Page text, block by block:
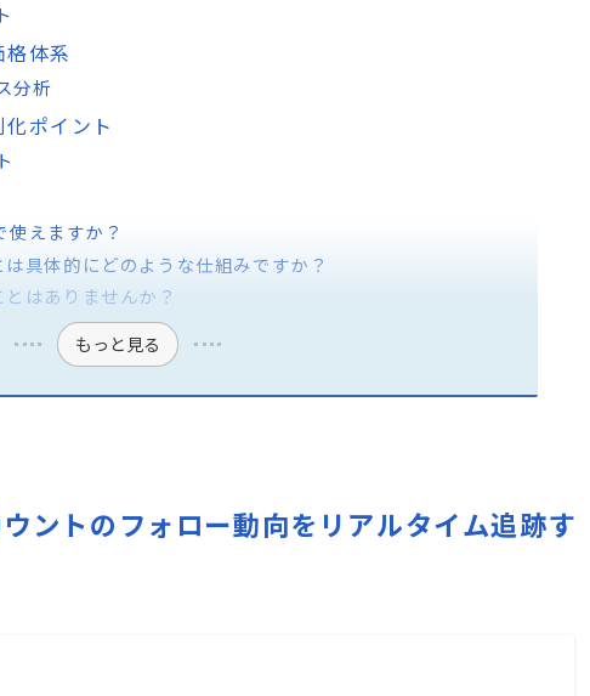
体系
分析
ポイント
えますか？
具体的にどのような仕組みですか？
はありませんか？
もっと見る
トのフォロー動向をリアルタイム追跡す